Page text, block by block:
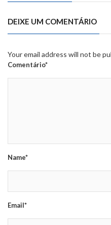
DEIXE UM COMENTÁRIO
Your email address will not be
Comentário*
Name*
Email*